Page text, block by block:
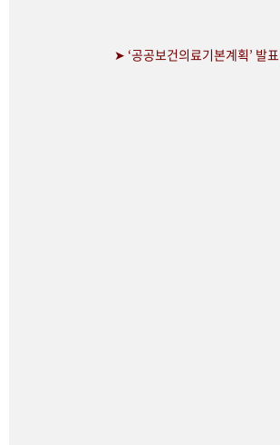
➤ ‘공공보건의료기본계획’ 발표